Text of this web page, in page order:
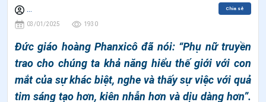
...
03/01/2025 1930
Chia sẻ
Đức giáo hoàng Phanxicô đã nói: “Phụ nữ truyền
trao cho chúng ta khả năng hiểu thế giới với con
mắt của sự khác biệt, nghe và thấy sự việc với quả
tim sáng tạo hơn, kiên nhẫn hơn và dịu dàng hơn”.